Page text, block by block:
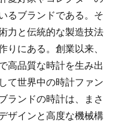
るブランドである。 そ
力と伝統的な製造技法
りにある。創業以来、
高品質な時計を生み出
て世界中の時計ファン
ランドの時計は、まさ
ザインと高度な機械構